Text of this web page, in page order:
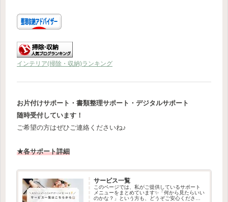
インテリア(掃除・収納)ランキング
お片付けサポート・書類整理サポート・デジタルサポート
随時受付しています！
ご希望の方はぜひご連絡くださいね♪
★各サポート詳細
サービス一覧
このページでは、私がご提供しているサポート
メニューをまとめています✨「何から見たらいい
のかな？」という方も、どうぞご安心ください